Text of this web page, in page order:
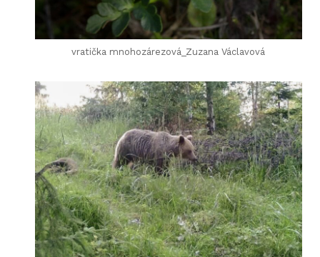
vratička mnohozárezová_Zuzana Václavová